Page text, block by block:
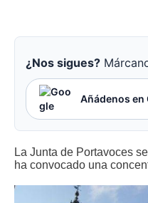
¿Nos sigues?
Añádenos en
La Junta de Portavoces
ha convocado una